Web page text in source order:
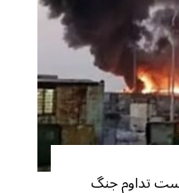
تداوم جنگ